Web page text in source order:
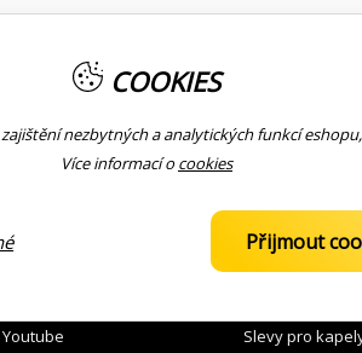
KOMUNITA
Youtube
KONTAKTY
Slevy pro
COOKIES
nezbytných a analytických funkcí
Více informací ocookies
Přijmout